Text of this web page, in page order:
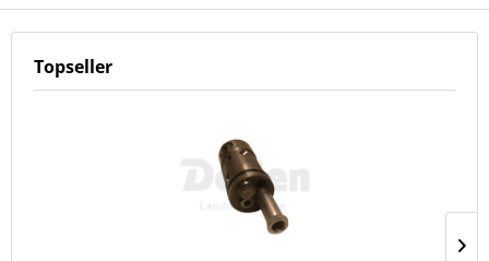
Topseller